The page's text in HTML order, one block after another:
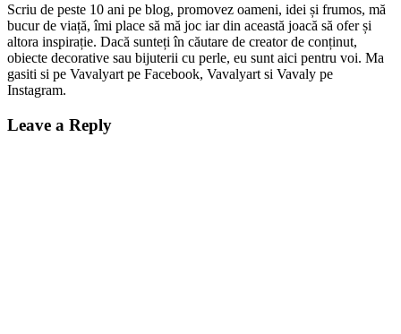
Scriu de peste 10 ani pe blog, promovez oameni, idei și frumos, mă
bucur de viață, îmi place să mă joc iar din această joacă să ofer și
altora inspirație. Dacă sunteți în căutare de creator de conținut,
obiecte decorative sau bijuterii cu perle, eu sunt aici pentru voi. Ma
gasiti si pe Vavalyart pe Facebook, Vavalyart si Vavaly pe
Instagram.
Leave a Reply